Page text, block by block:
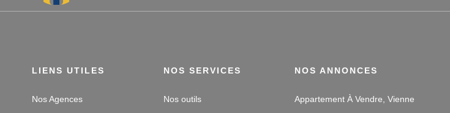
LIENS UTILES
Nos Agences
NOS SERVICES
Nos outils
NOS ANNONCES
Appartement À Vendre, Vienne